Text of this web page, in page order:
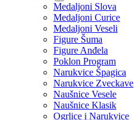
Medaljoni Slova
Medaljoni Curice
Medaljoni Veseli
Figure Šuma
Figure Anđela
Poklon Program
Narukvice Špagica
Narukvice Zveckave
Naušnice Vesele
Naušnice Klasik
Ogrlice i Narukvice